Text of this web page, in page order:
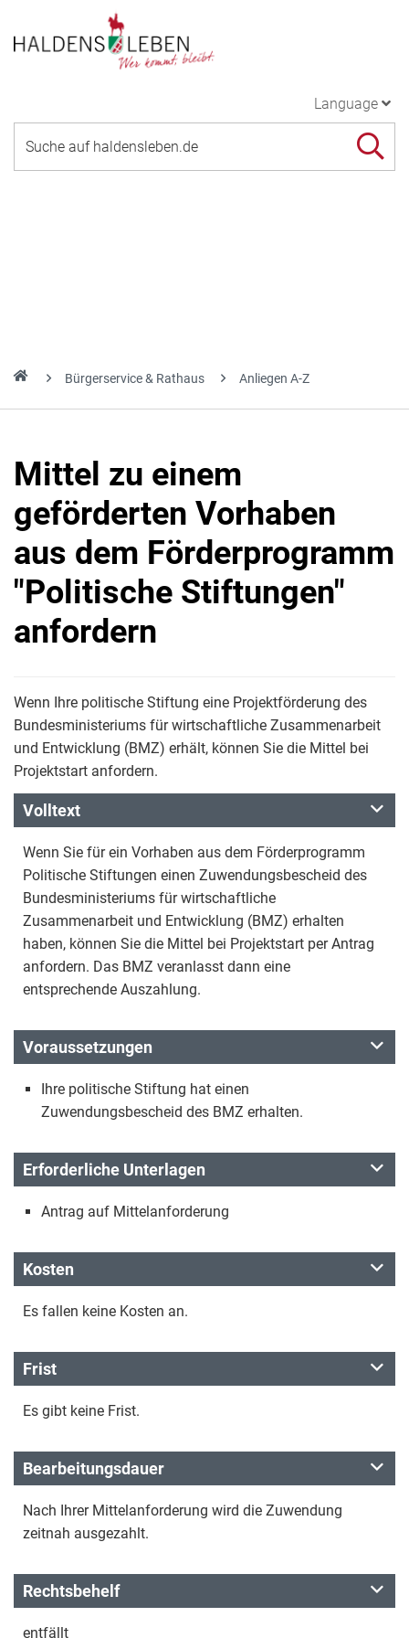
Language
Bürgerservice & Rathaus Anliegen A-Z
Mittel zu einem
geförderten Vorhaben
aus dem Förderprogramm
"Politische Stiftungen"
anfordern
Wenn Ihre politische Stiftung eine Projektförderung des
Bundesministeriums für wirtschaftliche Zusammenarbeit
und Entwicklung (BMZ) erhält, können Sie die Mittel bei
Projektstart anfordern.
Volltext
Wenn Sie für ein Vorhaben aus dem Förderprogramm
Politische Stiftungen einen Zuwendungsbescheid des
Bundesministeriums für wirtschaftliche
Zusammenarbeit und Entwicklung (BMZ) erhalten
haben, können Sie die Mittel bei Projektstart per Antrag
anfordern. Das BMZ veranlasst dann eine
entsprechende Auszahlung.
Voraussetzungen
Ihre politische Stiftung hat einen
Zuwendungsbescheid des BMZ erhalten.
Erforderliche Unterlagen
Antrag auf Mittelanforderung
Kosten
Es fallen keine Kosten an.
Frist
Es gibt keine Frist.
Bearbeitungsdauer
Nach Ihrer Mittelanforderung wird die Zuwendung
zeitnah ausgezahlt.
Rechtsbehelf
entfällt